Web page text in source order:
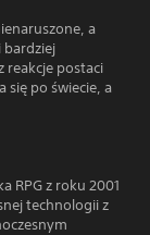
a
bardziej
reakcje postaci
się po świecie, a
RPG z roku 2001
technologii z